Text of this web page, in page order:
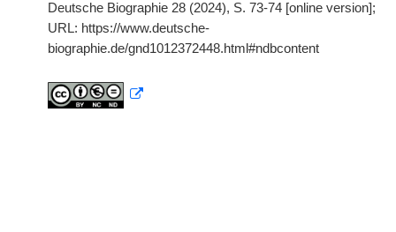
Deutsche Biographie 28 (2024), S. 73-74 [online version];
URL: https://www.deutsche-
biographie.de/gnd1012372448.html#ndbcontent